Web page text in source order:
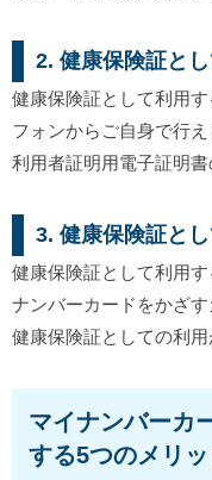
2. 健康保険証と
健康保険証として利用
フォンからご自身で行
利用者証明用電子証明書
3. 健康保険証と
健康保険証として利用
ナンバーカードをかざ
健康保険証としての利用
マイナンバーカ
する5つのメリッ